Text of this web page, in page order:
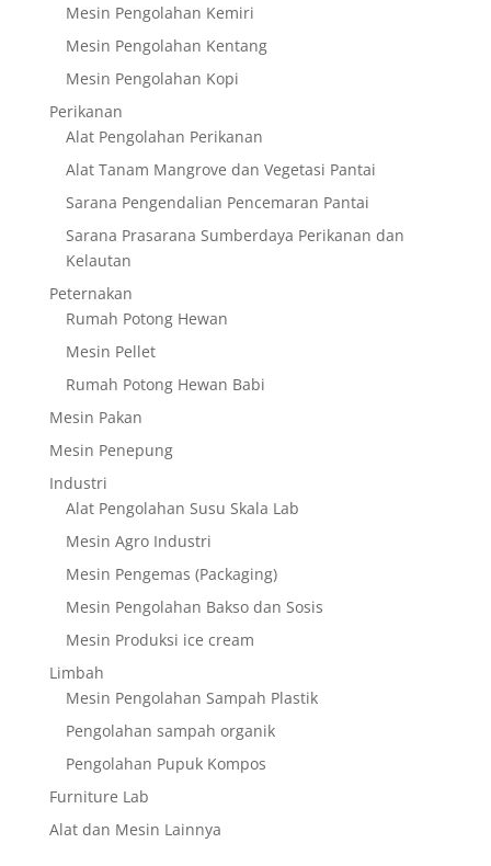
Mesin Pengolahan Kemiri
Mesin Pengolahan Kentang
Mesin Pengolahan Kopi
Perikanan
Alat Pengolahan Perikanan
Alat Tanam Mangrove dan Vegetasi Pantai
Sarana Pengendalian Pencemaran Pantai
Sarana Prasarana Sumberdaya Perikanan dan
Kelautan
Peternakan
Rumah Potong Hewan
Mesin Pellet
Rumah Potong Hewan Babi
Mesin Pakan
Mesin Penepung
Industri
Alat Pengolahan Susu Skala Lab
Mesin Agro Industri
Mesin Pengemas (Packaging)
Mesin Pengolahan Bakso dan Sosis
Mesin Produksi ice cream
Limbah
Mesin Pengolahan Sampah Plastik
Pengolahan sampah organik
Pengolahan Pupuk Kompos
Furniture Lab
Alat dan Mesin Lainnya